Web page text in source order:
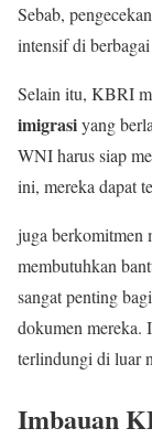
Sebab,
intensif di
Selain itu, KBRI
imigrasiyang
WNI harus siap
ini, mereka dapat
juga berkomitmen
membutuhkan
sangat penting
dokumen mereka.
terlindungi di luar
Imbauan